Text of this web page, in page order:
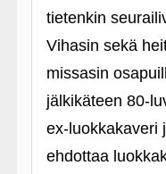
tietenkin
Vihasin sekä
missasin
jälkikäteen 80-
ex-luokkakaveri
ehdottaa